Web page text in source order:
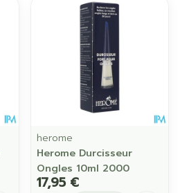
herome
Herome Durcisseur
Ongles 10ml 2000
17,95 €